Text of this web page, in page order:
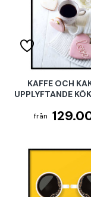
KAFFE OCH
UPPLYFTANDE